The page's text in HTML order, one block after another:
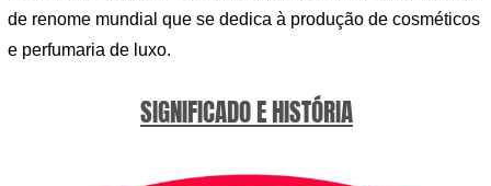
de renome mundial que se dedica à produção de cosméticos
e perfumaria de luxo.
SIGNIFICADO E HISTÓRIA